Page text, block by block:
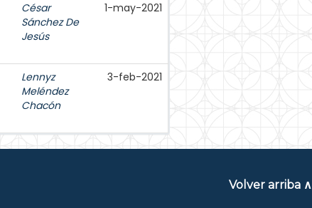
César
Sánchez De
Jesús
1-may-2021
Lennyz
Meléndez
Chacón
3-feb-2021
Volver arriba ∧